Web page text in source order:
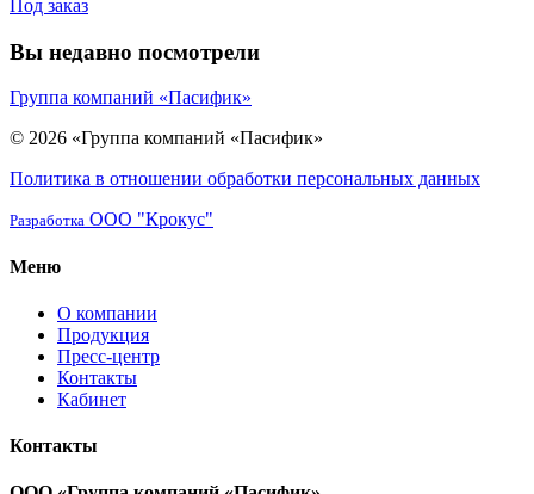
Под заказ
Вы недавно посмотрели
Группа компаний «Пасифик»
© 2026 «Группа компаний «Пасифик»
Политика в отношении обработки персональных данных
Разработка ООО "Крокус"
Меню
О компании
Продукция
Пресс-центр
Контакты
Кабинет
Контакты